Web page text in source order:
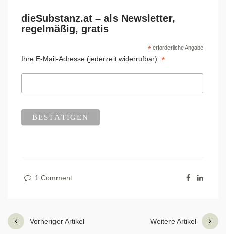
dieSubstanz.at – als Newsletter,
regelmäßig, gratis
*erforderliche Angabe
Ihre E-Mail-Adresse (jederzeit widerrufbar): *
1 Comment
Vorheriger Artikel Weitere Artikel